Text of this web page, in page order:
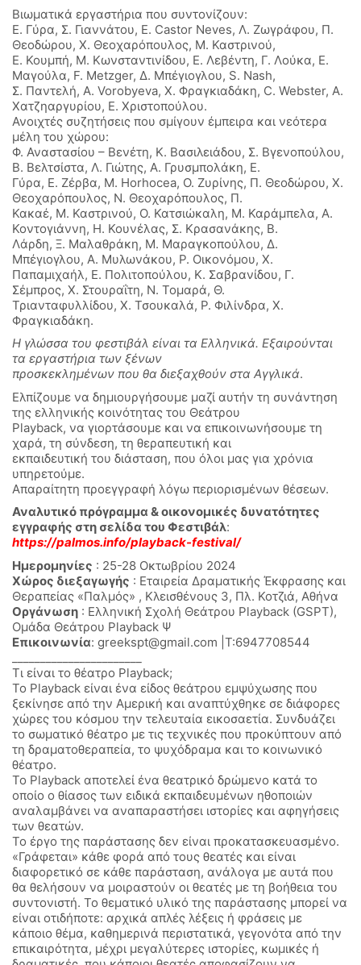
Βιωματικά εργαστήρια που συντονίζουν:
Ε. Γύρα, Σ. Γιαννάτου, E. Castor Neves, Λ. Ζωγράφου, Π.
Θεοδώρου, Χ. Θεοχαρόπουλος, Μ. Καστρινού,
Ε. Κουμπή, Μ. Κωνσταντινίδου, Ε. Λεβέντη, Γ. Λούκα, Ε.
Μαγούλα, F. Metzger, Δ. Μπέγιογλου, S. Nash,
Σ. Παντελή, Α. Vorobyeva, Χ. Φραγκιαδάκη, C. Webster, Α.
Χατζηαργυρίου, Ε. Χριστοπούλου.
Ανοιχτές συζητήσεις που σμίγουν έμπειρα και νεότερα
μέλη του χώρου:
Φ. Αναστασίου – Βενέτη, Κ. Βασιλειάδου, Σ. Βγενοπούλου,
Β. Βελτσίστα, Λ. Γιώτης, Α. Γρυσμπολάκη, Ε.
Γύρα, Ε. Ζέρβα, Μ. Horhocea, Ο. Ζυρίνης, Π. Θεοδώρου, Χ.
Θεοχαρόπουλος, N. Θεοχαρόπουλος, Π.
Κακαέ, Μ. Καστρινού, Ο. Κατσιώκαλη, Μ. Καράμπελα, Α.
Κοντογιάννη, Η. Κουνέλας, Σ. Κρασανάκης, Β.
Λάρδη, Ξ. Μαλαθράκη, Μ. Μαραγκοπούλου, Δ.
Μπέγιογλου, Α. Μυλωνάκου, Ρ. Οικονόμου, Χ.
Παπαμιχαήλ, Ε. Πολιτοπούλου, Κ. Σαβρανίδου, Γ.
Σέμπρος, Χ. Στουραΐτη, Ν. Τομαρά, Θ.
Τριανταφυλλίδου, Χ. Τσουκαλά, Ρ. Φιλίνδρα, Χ.
Φραγκιαδάκη.
Η γλώσσα του φεστιβάλ είναι τα Ελληνικά. Εξαιρούνται
τα εργαστήρια των ξένων
προσκεκλημένων που θα διεξαχθούν στα Αγγλικά.
Ελπίζουμε να δημιουργήσουμε μαζί αυτήν τη συνάντηση
της ελληνικής κοινότητας του Θεάτρου
Playback, να γιορτάσουμε και να επικοινωνήσουμε τη
χαρά, τη σύνδεση, τη θεραπευτική και
εκπαιδευτική του διάσταση, που όλοι μας για χρόνια
υπηρετούμε.
Απαραίτητη προεγγραφή λόγω περιορισμένων θέσεων.
Αναλυτικό πρόγραμμα & οικονομικές δυνατότητες
εγγραφής στη σελίδα του Φεστιβάλ:
https://palmos.info/playback-festival/
Ημερομηνίες : 25-28 Οκτωβρίου 2024
Χώρος διεξαγωγής : Εταιρεία Δραματικής Έκφρασης και
Θεραπείας «Παλμός» , Κλεισθένους 3, Πλ. Κοτζιά, Αθήνα
Οργάνωση : Ελληνική Σχολή Θεάτρου Playback (GSPT),
Ομάδα Θεάτρου Playback Ψ
Επικοινωνία: greekspt@gmail.com |Τ:6947708544
Τι είναι το θέατρο Playback;
Το Playback είναι ένα είδος θεάτρου εμψύχωσης που
ξεκίνησε από την Αμερική και αναπτύχθηκε σε διάφορες
χώρες του κόσμου την τελευταία εικοσαετία. Συνδυάζει
το σωματικό θέατρο με τις τεχνικές που προκύπτουν από
τη δραματοθεραπεία, το ψυχόδραμα και το κοινωνικό
θέατρο.
Το Playback αποτελεί ένα θεατρικό δρώμενο κατά το
οποίο ο θίασος των ειδικά εκπαιδευμένων ηθοποιών
αναλαμβάνει να αναπαραστήσει ιστορίες και αφηγήσεις
των θεατών.
Το έργο της παράστασης δεν είναι προκατασκευασμένο.
«Γράφεται» κάθε φορά από τους θεατές και είναι
διαφορετικό σε κάθε παράσταση, ανάλογα με αυτά που
θα θελήσουν να μοιραστούν οι θεατές με τη βοήθεια του
συντονιστή. Το θεματικό υλικό της παράστασης μπορεί να
είναι οτιδήποτε: αρχικά απλές λέξεις ή φράσεις με
κάποιο θέμα, καθημερινά περιστατικά, γεγονότα από την
επικαιρότητα, μέχρι μεγαλύτερες ιστορίες, κωμικές ή